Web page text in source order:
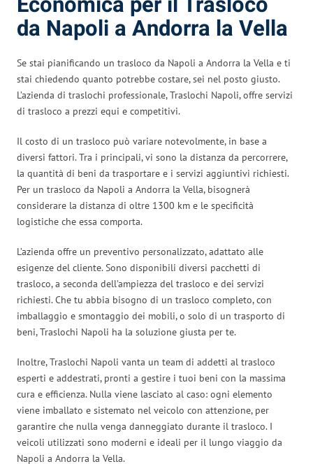
da Napoli a Andorra la Vella
Se stai pianificando un trasloco da Napoli a Andorra la Vella e ti
stai chiedendo quanto potrebbe costare, sei nel posto giusto.
L’azienda di traslochi professionale, Traslochi Napoli, offre servizi
di trasloco a prezzi equi e competitivi.
Il costo di un trasloco può variare notevolmente, in base a
diversi fattori. Tra i principali, vi sono la distanza da percorrere,
la quantità di beni da trasportare e i servizi aggiuntivi richiesti.
Per un trasloco da Napoli a Andorra la Vella, bisognerà
considerare la distanza di oltre 1300 km e le specificità
logistiche che essa comporta.
L’azienda offre un preventivo personalizzato, adattato alle
esigenze del cliente. Sono disponibili diversi pacchetti di
trasloco, a seconda dell’ampiezza del trasloco e dei servizi
richiesti. Che tu abbia bisogno di un trasloco completo, con
imballaggio e smontaggio dei mobili, o solo di un trasporto di
beni, Traslochi Napoli ha la soluzione giusta per te.
Inoltre, Traslochi Napoli vanta un team di addetti al trasloco
esperti e addestrati, pronti a gestire i tuoi beni con la massima
cura e efficienza. Nulla viene lasciato al caso: ogni elemento
viene imballato e sistemato nel veicolo con attenzione, per
garantire che nulla venga danneggiato durante il trasloco. I
veicoli utilizzati sono moderni e ideali per il lungo viaggio da
Napoli a Andorra la Vella.